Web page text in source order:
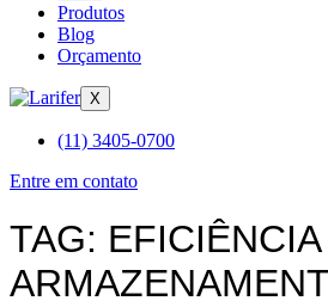
Produtos
Blog
Orçamento
X
(11) 3405-0700
Entre em contato
TAG: